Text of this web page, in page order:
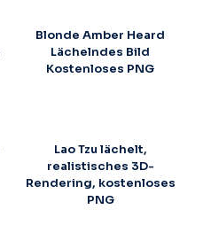
Blonde Amber Heard
Lächelndes Bild
Kostenloses PNG
Lao Tzu lächelt,
realistisches 3D-
Rendering, kostenloses
PNG